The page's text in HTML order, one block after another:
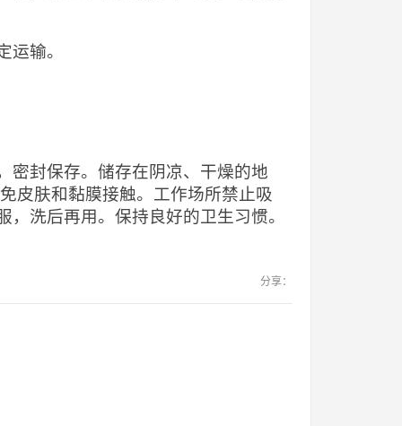
输。
密封保存。储存在阴凉、干燥的地
皮肤和黏膜接触。工作场所禁止吸
洗后再用。保持良好的卫生习惯。
分享：